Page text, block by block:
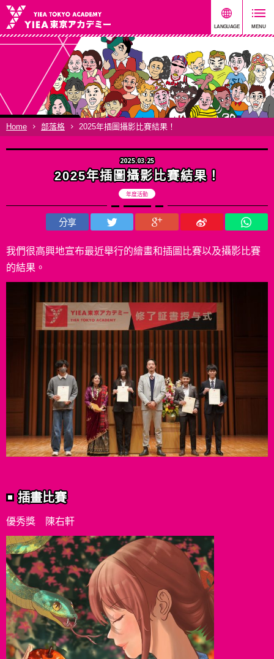
Home 部落格 2025年插圖攝影比賽結果！
2025.03.25
2025年插圖攝影比賽結果！
年度活動
分享
我們很高興地宣布最近舉行的繪畫和插圖比賽以及攝影比賽
的結果。
插畫比賽
優秀獎 陳右軒